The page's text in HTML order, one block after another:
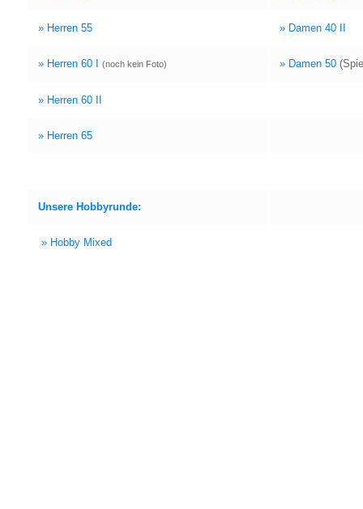
» Her­ren 55 » Damen 40 II
» Her­ren 60 I (noch kein Foto) » Damen 50
» Her­ren 60 II
» Her­ren 65
Unse­re Hob­by­run­de:
» Hob­by Mixed